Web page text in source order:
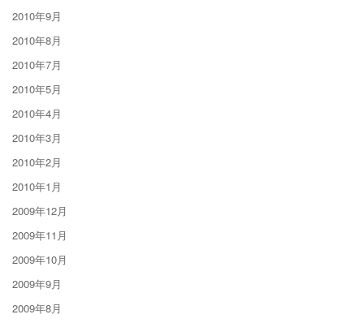
2010年9月
2010年8月
2010年7月
2010年5月
2010年4月
2010年3月
2010年2月
2010年1月
2009年12月
2009年11月
2009年10月
2009年9月
2009年8月